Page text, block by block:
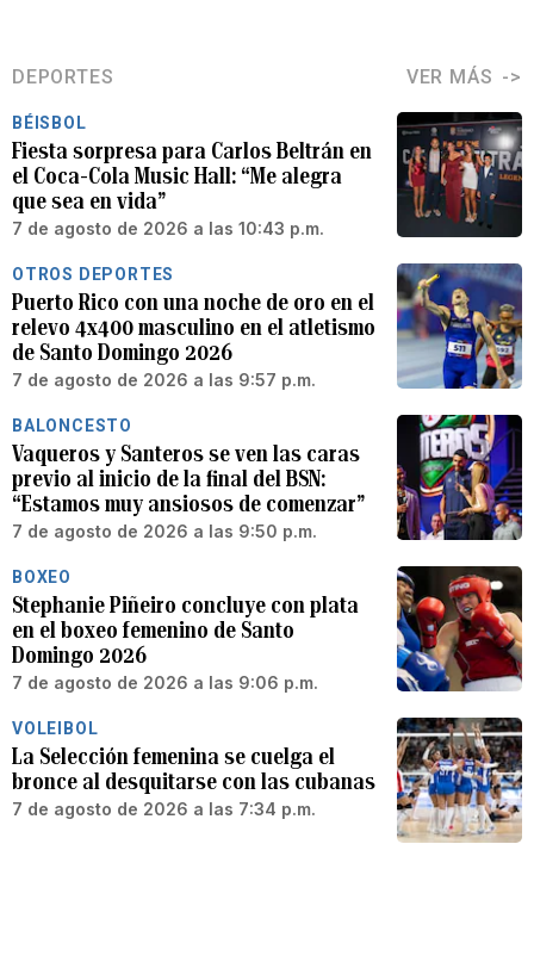
DEPORTES VER MÁS
BÉISBOL
Fiesta sorpresa para Carlos Beltrán en
el Coca-Cola Music Hall: “Me alegra
que sea en vida”
7 de agosto de 2026 a las 10:43 p.m.
OTROS DEPORTES
Puerto Rico con una noche de oro en el
relevo 4x400 masculino en el atletismo
de Santo Domingo 2026
7 de agosto de 2026 a las 9:57 p.m.
BALONCESTO
Vaqueros y Santeros se ven las caras
previo al inicio de la final del BSN:
“Estamos muy ansiosos de comenzar”
7 de agosto de 2026 a las 9:50 p.m.
BOXEO
Stephanie Piñeiro concluye con plata
en el boxeo femenino de Santo
Domingo 2026
7 de agosto de 2026 a las 9:06 p.m.
VOLEIBOL
La Selección femenina se cuelga el
bronce al desquitarse con las cubanas
7 de agosto de 2026 a las 7:34 p.m.